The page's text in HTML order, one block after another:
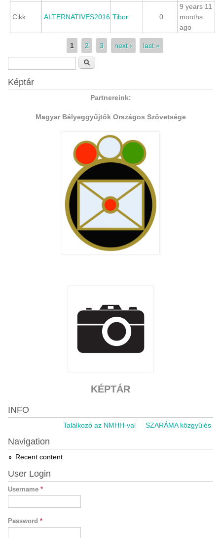
Cikk ALTERNATIVES2016 Tibor 0
9 years 11
months
ago
1 2 3 next › last »
Képtár
Partnereink:
Magyar Bélyeggyűjtők Országos Szövetsége
KÉPTÁR
INFO
Találkozó az NMHH-val SZARÁMA közgyűlés
Navigation
Recent content
User Login
Username *
Password *